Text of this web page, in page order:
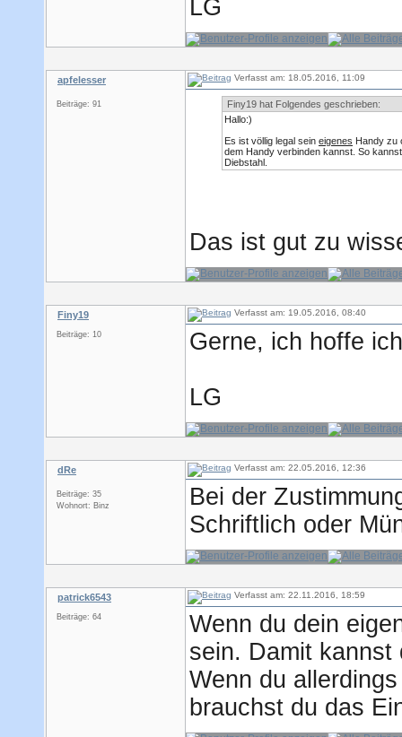
LG
apfelesser
Beiträge: 91
Verfasst am: 18.05.2016, 11:09
Finy19 hat Folgendes geschrieben:
Hallo:)
Es ist völlig legal sein eigenes Handy zu
dem Handy verbinden kannst. So
Diebstahl.
Das ist gut zu
Finy19
Beiträge: 10
Verfasst am: 19.05.2016, 08:40
Gerne, ich hoffe
LG
dRe
Beiträge: 35
Wohnort: Binz
Verfasst am: 22.05.2016, 12:36
Bei der
Schriftlich oder
patrick6543
Beiträge: 64
Verfasst am: 22.11.2016, 18:59
Wenn du dein
sein. Damit
Wenn du
brauchst du das